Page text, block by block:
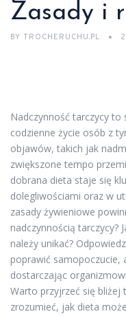
Zasady i
BY TROCHERUCHU.PL
Nadczynność tarczycy to
codzienne życie osób z
objawów, takich jak
zwiększone tempo
dobrana dieta staje się
dolegliwościami oraz w
zasady żywieniowe
nadczynnością tarczycy?
należy unikać?
poprawić samopoczucie,
dostarczając
Warto przyjrzeć się bliżej
zrozumieć, jak dieta